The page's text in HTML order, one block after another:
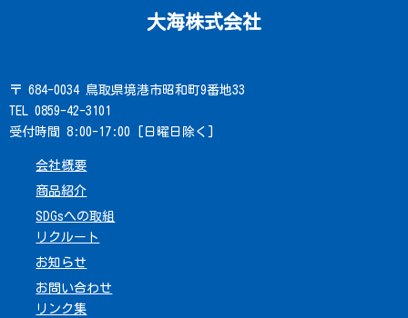
大海株式会社
〒 684-0034 鳥取県境港市昭和町9番地33
TEL 0859-42-3101
受付時間 8:00-17:00 [日曜日除く]
会社概要
商品紹介
SDGsへの取組
リクルート
お知らせ
お問い合わせ
リンク集